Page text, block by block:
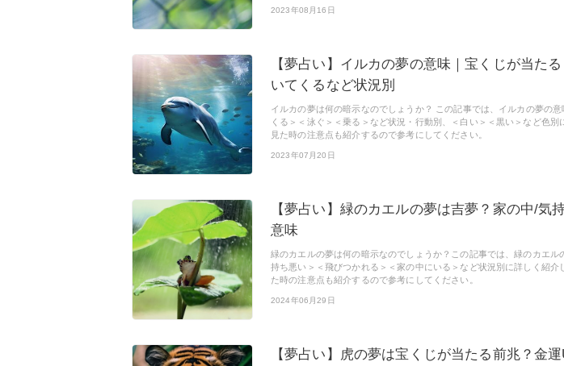
2023年08月16日
【夢占い】イルカの夢の意味｜宝くじが当た
いてくるなど状況別
イルカの夢は何の暗示なのでしょうか？ この記事では、イルカの夢の
くる＞＜泳ぐ＞＜乗る＞など状況・行動別、＜白い＞＜黒い＞など色別
見た時の注意点も紹介するので参考にしてください。
2023年07月20日
【夢占い】緑のカエルの夢は吉夢？家の中/気
意味
緑のカエルの夢は何の暗示なのでしょうか？この記事では、緑のカエル
持ち悪い＞＜飛びつかれる＞＜家の中にいる＞など状況別に詳しく紹介
た時の注意点も紹介するので参考にしてください。
2024年06月29日
【夢占い】虎の夢は宝くじが当たる前兆？金